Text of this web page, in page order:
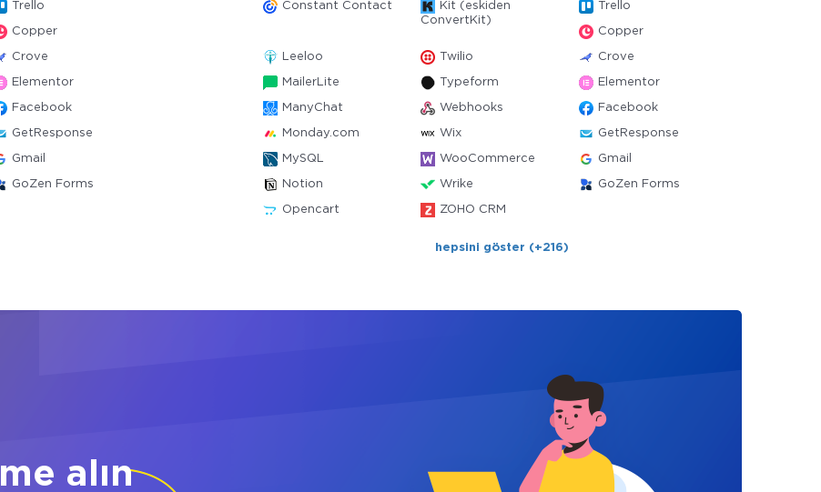
Trello
Copper
Crove
Elementor
Facebook
GetResponse
Gmail
GoZen Forms
Constant Contact
Kit (eskiden
ConvertKit)
Trello
Copper
Leeloo Twilio Crove
MailerLite Typeform Elementor
ManyChat Webhooks Facebook
Monday.com Wix GetResponse
MySQL WooCommerce Gmail
Notion Wrike GoZen Forms
Opencart ZOHO CRM
hepsini göster (+216)
alın